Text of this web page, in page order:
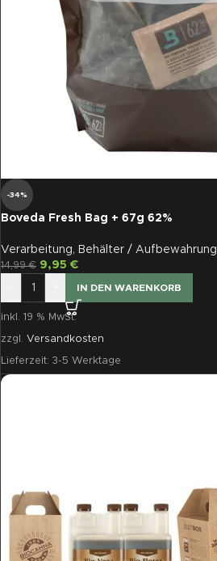
-34%
Boveda Fresh Bag + 67g 62%
Verarbeitung, Behälter / Aufbewahrung
14,99€ 9,95 €
IN DEN WARENKORB
inkl. 19 % MwSt.
zzgl. Versandkosten
Lieferzeit: 3-5 Werktage